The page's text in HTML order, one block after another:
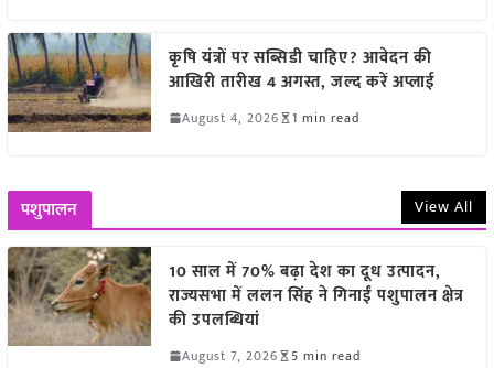
कृषि यंत्रों पर सब्सिडी चाहिए? आवेदन की
आखिरी तारीख 4 अगस्त, जल्द करें अप्लाई
August 4, 2026 1 min read
पशुपालन View All
10 साल में 70% बढ़ा देश का दूध उत्पादन,
राज्यसभा में ललन सिंह ने गिनाईं पशुपालन क्षेत्र
की उपलब्धियां
August 7, 2026 5 min read